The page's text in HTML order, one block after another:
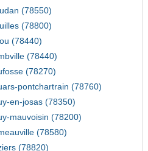
(78550)
(78800)
(78440)
(78440)
(78270)
pontchartrain (78760)
en-josas (78350)
mauvoisin (78200)
(78580)
(78820)